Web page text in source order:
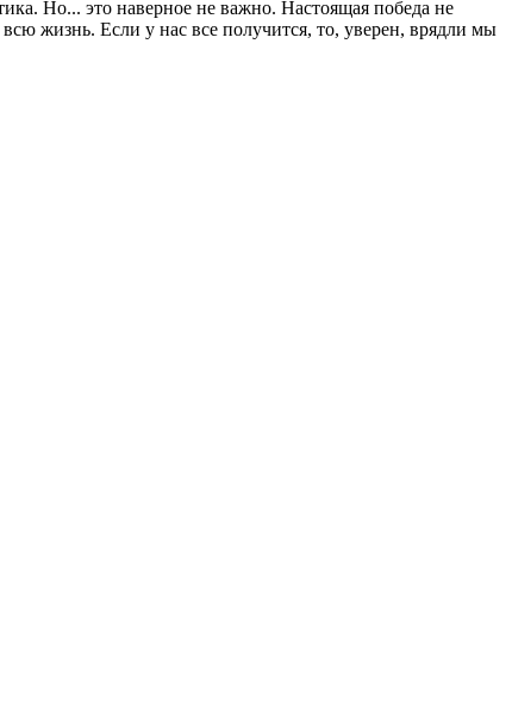
Но... это наверное не важно. Настоящая победа не
всю жизнь. Если у нас все получится, то, уверен, врядли мы